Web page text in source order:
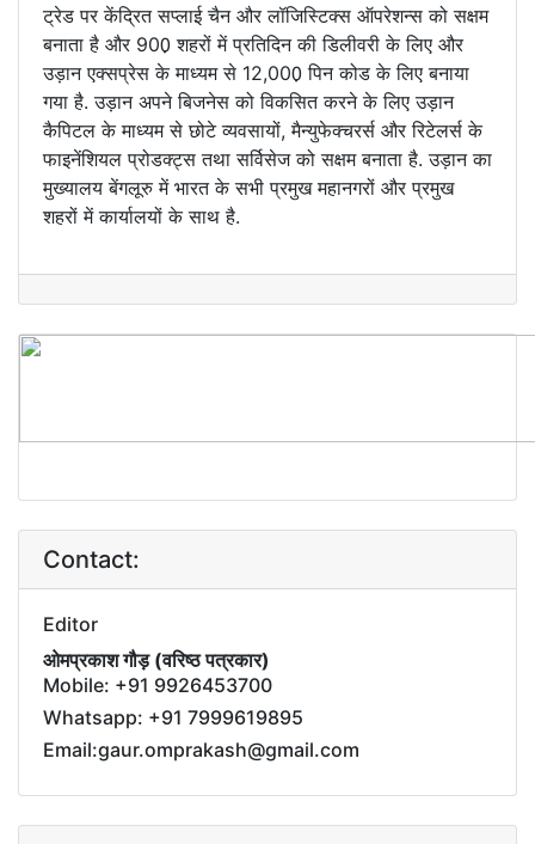
ट्रेड पर केंद्रित सप्लाई चैन और लॉजिस्टिक्स ऑपरेशन्स को सक्षम
बनाता है और 900़ शहरों में प्रतिदिन की डिलीवरी के लिए और
उड़ान एक्सप्रेस के माध्यम से 12,000़ पिन कोड के लिए बनाया
गया है. उड़ान अपने बिजनेस को विकसित करने के लिए उड़ान
कैपिटल के माध्यम से छोटे व्यवसायों, मैन्युफेक्चरर्स और रिटेलर्स के
फाइनेंशियल प्रोडक्ट्स तथा सर्विसेज को सक्षम बनाता है. उड़ान का
मुख्यालय बेंगलूरु में भारत के सभी प्रमुख महानगरों और प्रमुख
शहरों में कार्यालयों के साथ है.
Contact:
Editor
ओमप्रकाश गौड़ (वरिष्ठ पत्रकार)
Mobile: +91 9926453700
Whatsapp: +91 7999619895
Email:gaur.omprakash@gmail.com